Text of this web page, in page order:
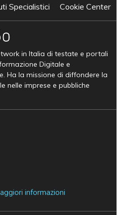
Specialistici
Cookie Center
in Italia di testate e portali
Digitale e
Ha la missione di diffondere la
nelle imprese e pubbliche
informazioni